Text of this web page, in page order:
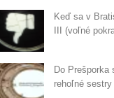
Keď sa v
III (voľné
Do Prešporka
rehoľné